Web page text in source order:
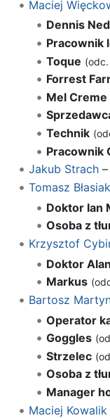
Maciej
Dennis
Pracownik
Toque
Forrest
Mel Creme
Technik
Pracownik
Jakub Strach–
Tomasz Błasiak
Doktor Ian
Osoba z
Krzysztof
Doktor
Markus
Bartosz
Operator
Goggles
Strzelec
Osoba z
Manager
Maciej Kowalik